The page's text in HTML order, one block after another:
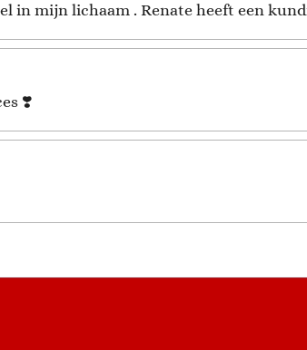
in mijn lichaam . Renate heeft een
❣️